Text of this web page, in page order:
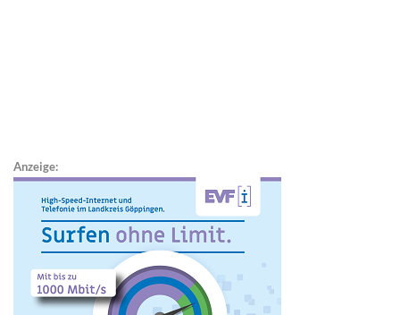
Anzeige: